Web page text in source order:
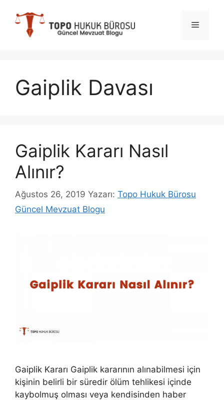
Menü
Gaiplik Davası
Gaiplik Kararı Nasıl
Alınır?
Ağustos 26, 2019 Yazarı: Topo Hukuk Bürosu
Güncel Mevzuat Blogu
Gaiplik Kararı Gaiplik kararının alınabilmesi için
kişinin belirli bir süredir ölüm tehlikesi içinde
kaybolmuş olması veya kendisinden haber